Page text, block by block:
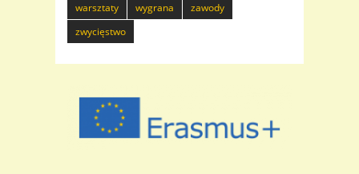
warsztaty
wygrana
zawody
zwycięstwo